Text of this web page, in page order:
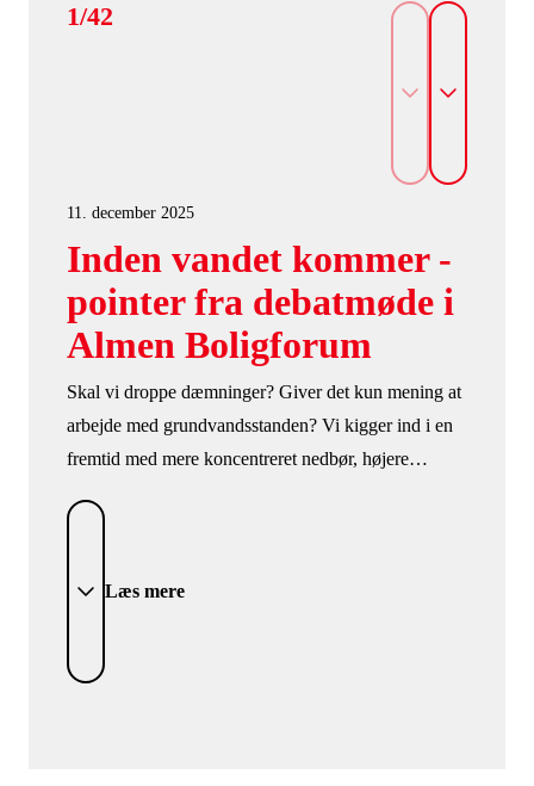
1/42
11. december 2025
Inden vandet kommer -
pointer fra debatmøde i
Almen Boligforum
Skal vi droppe dæmninger? Giver det kun mening at
arbejde med grundvandsstanden? Vi kigger ind i en
fremtid med mere koncentreret nedbør, højere
Holckenhavn Slot.
Læs mere